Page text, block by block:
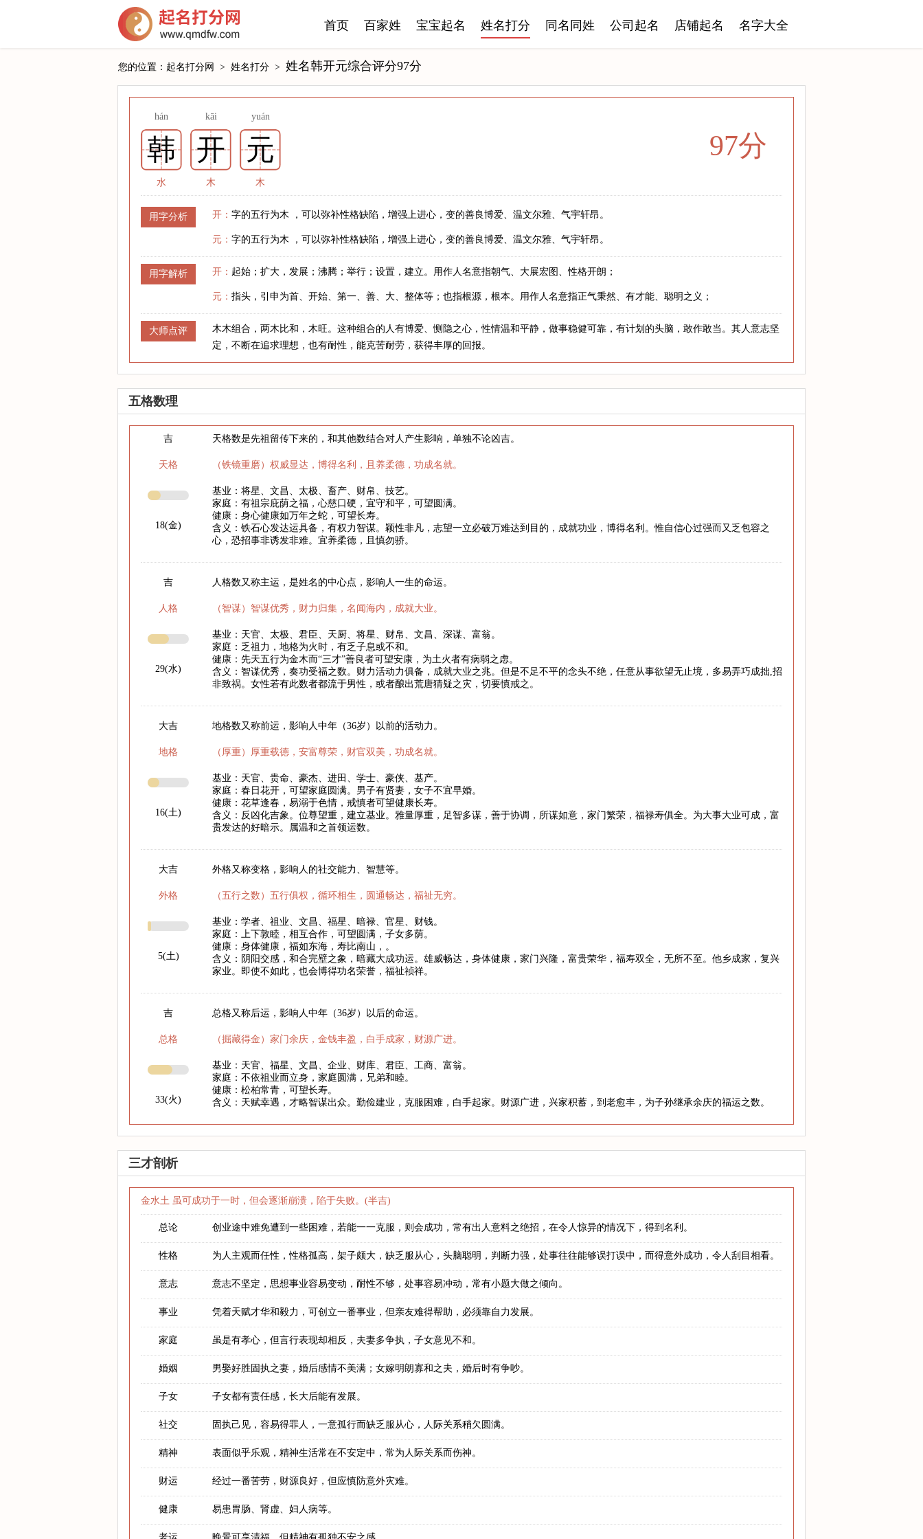
首页 百家姓 宝宝起名 姓名打分 同名同姓 公司起名 店铺起名 名字大全
您的位置： 起名打分网 > 姓名打分 > 姓名韩开元综合评分97分
hán kāi yuán
韩 开 元
水 木 木
97分
用字分析 开： 字的五行为木 ，可以弥补性格缺陷，增强上进心，变的善良博爱、温文尔雅、气宇轩昂。
元： 字的五行为木 ，可以弥补性格缺陷，增强上进心，变的善良博爱、温文尔雅、气宇轩昂。
用字解析 开： 起始；扩大，发展；沸腾；举行；设置，建立。用作人名意指朝气、大展宏图、性格开朗；
元： 指头，引申为首、开始、第一、善、大、整体等；也指根源，根本。用作人名意指正气秉然、有才能、聪明之义；
大师点评
木木组合，两木比和，木旺。这种组合的人有博爱、恻隐之心，性情温和平静，做事稳健可靠，有计划的头脑，敢作敢当。其人意志坚
定，不断在追求理想，也有耐性，能克苦耐劳，获得丰厚的回报。
五格数理
吉
天格
18(金)
天格数是先祖留传下来的，和其他数结合对人产生影响，单独不论凶吉。
（铁镜重磨）权威显达，博得名利，且养柔德，功成名就。
基业：将星、文昌、太极、畜产、财帛、技艺。
家庭：有祖宗庇荫之福，心慈口硬，宜守和平，可望圆满。
健康：身心健康如万年之蛇，可望长寿。
含义：铁石心发达运具备，有权力智谋。颖性非凡，志望一立必破万难达到目的，成就功业，博得名利。惟自信心过强而又乏包容之
心，恐招事非诱发非难。宜养柔德，且慎勿骄。
吉
人格
29(水)
人格数又称主运，是姓名的中心点，影响人一生的命运。
（智谋）智谋优秀，财力归集，名闻海内，成就大业。
基业：天官、太极、君臣、天厨、将星、财帛、文昌、深谋、富翁。
家庭：乏祖力，地格为火时，有乏子息或不和。
健康：先天五行为金木而“三才”善良者可望安康，为土火者有病弱之虑。
含义：智谋优秀，奏功受福之数。财力活动力俱备，成就大业之兆。但是不足不平的念头不绝，任意从事欲望无止境，多易弄巧成拙,招
非致祸。女性若有此数者都流于男性，或者酿出荒唐猜疑之灾，切要慎戒之。
大吉
地格
16(土)
地格数又称前运，影响人中年（36岁）以前的活动力。
（厚重）厚重载德，安富尊荣，财官双美，功成名就。
基业：天官、贵命、豪杰、进田、学士、豪侠、基产。
家庭：春日花开，可望家庭圆满。男子有贤妻，女子不宜早婚。
健康：花草逢春，易溺于色情，戒慎者可望健康长寿。
含义：反凶化吉象。位尊望重，建立基业。雅量厚重，足智多谋，善于协调，所谋如意，家门繁荣，福禄寿俱全。为大事大业可成，富
贵发达的好暗示。属温和之首领运数。
大吉
外格
5(土)
外格又称变格，影响人的社交能力、智慧等。
（五行之数）五行俱权，循环相生，圆通畅达，福祉无穷。
基业：学者、祖业、文昌、福星、暗禄、官星、财钱。
家庭：上下敦睦，相互合作，可望圆满，子女多荫。
健康：身体健康，福如东海，寿比南山，。
含义：阴阳交感，和合完壁之象，暗藏大成功运。雄威畅达，身体健康，家门兴隆，富贵荣华，福寿双全，无所不至。他乡成家，复兴
家业。即使不如此，也会博得功名荣誉，福祉祯祥。
吉
总格
33(火)
总格又称后运，影响人中年（36岁）以后的命运。
（掘藏得金）家门余庆，金钱丰盈，白手成家，财源广进。
基业：天官、福星、文昌、企业、财库、君臣、工商、富翁。
家庭：不依祖业而立身，家庭圆满，兄弟和睦。
健康：松柏常青，可望长寿。
含义：天赋幸遇，才略智谋出众。勤俭建业，克服困难，白手起家。财源广进，兴家积蓄，到老愈丰，为子孙继承余庆的福运之数。
三才剖析
金水土 虽可成功于一时，但会逐渐崩溃，陷于失败。(半吉)
总论 创业途中难免遭到一些困难，若能一一克服，则会成功，常有出人意料之绝招，在令人惊异的情况下，得到名利。
性格 为人主观而任性，性格孤高，架子颇大，缺乏服从心，头脑聪明，判断力强，处事往往能够误打误中，而得意外成功，令人刮目相看。
意志 意志不坚定，思想事业容易变动，耐性不够，处事容易冲动，常有小题大做之倾向。
事业 凭着天赋才华和毅力，可创立一番事业，但亲友难得帮助，必须靠自力发展。
家庭 虽是有孝心，但言行表现却相反，夫妻多争执，子女意见不和。
婚姻 男娶好胜固执之妻，婚后感情不美满；女嫁明朗寡和之夫，婚后时有争吵。
子女 子女都有责任感，长大后能有发展。
社交 固执己见，容易得罪人，一意孤行而缺乏服从心，人际关系稍欠圆满。
精神 表面似乎乐观，精神生活常在不安定中，常为人际关系而伤神。
财运 经过一番苦劳，财源良好，但应慎防意外灾难。
健康 易患胃肠、肾虚、妇人病等。